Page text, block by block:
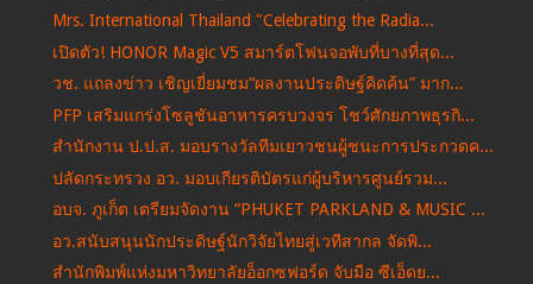
Mrs. International Thailand "Celebrating the Radia...
เปิดตัว! HONOR Magic V5 สมาร์ตโฟนจอพับที่บางที่สุด...
วช. แถลงข่าว เชิญเยี่ยมชม“ผลงานประดิษฐ์คิดค้น” มาก...
PFP เสริมแกร่งโซลูชันอาหารครบวงจร โชว์ศักยภาพธุรกิ...
สำนักงาน ป.ป.ส. มอบรางวัลทีมเยาวชนผู้ชนะการประกวดค...
ปลัดกระทรวง อว. มอบเกียรติบัตรแก่ผู้บริหารศูนย์รวม...
อบจ. ภูเก็ต เตรียมจัดงาน “PHUKET PARKLAND & MUSIC ...
อว.สนับสนุนนักประดิษฐ์นักวิจัยไทยสู่เวทีสากล จัดพิ...
สำนักพิมพ์แห่งมหาวิทยาลัยอ็อกซฟอร์ด จับมือ ซีเอ็ดย...